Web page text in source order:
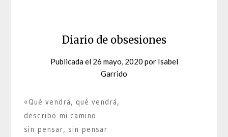
Diario de obsesiones
Publicada el 26 mayo, 2020 por Isabel
Garrido
«Qué vendrá, qué vendrá,
describo mi camino
sin pensar, sin pensar